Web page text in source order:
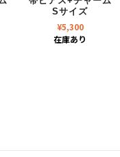
Sサイズ
¥5,300
在庫あり